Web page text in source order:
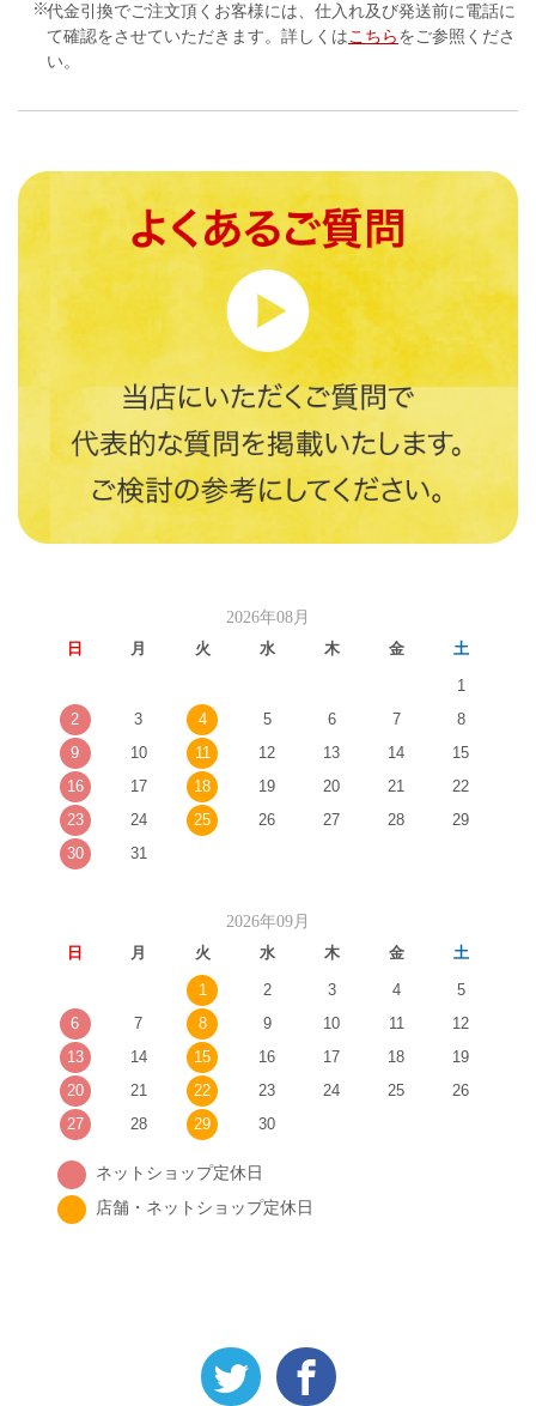
代金引換でご注文頂くお客様には、仕入れ及び発送前に電話に
て確認をさせていただきます。詳しくはこちらをご参照くださ
い。
2026年08月
日
月 火 水 木 金 土
1
2
3 4 5 6 7
8
9
10 11 12 13 14
15
16
17 18 19 20 21
22
23
24 25 26 27 28
29
30
31
2026年09月
日
月 火 水 木 金 土
1 2 3 4
5
6
7 8 9 10 11
12
13
14 15 16 17 18
19
20
21 22 23 24 25
26
27
28 29 30
ネットショップ定休日
店舗・ネットショップ定休日